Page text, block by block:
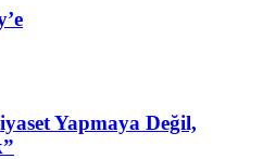
Yapmaya Değil,